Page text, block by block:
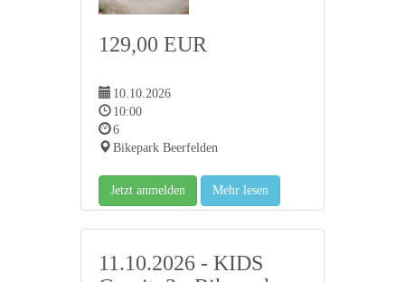
129,00 EUR
10.10.2026
10:00
6
Bikepark Beerfelden
Jetzt anmelden Mehr lesen
11.10.2026 - KIDS